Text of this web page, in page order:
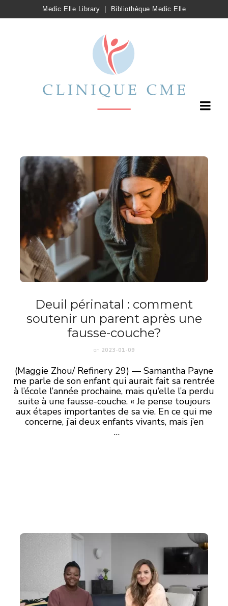
Medic Elle Library Bibliothèque Medic Elle
Deuil périnatal : comment
soutenir un parent après une
fausse-couche?
on 2023-01-09
(Maggie Zhou/ Refinery 29) — Samantha Payne
me parle de son enfant qui aurait fait sa rentrée
à l’école l’année prochaine, mais qu’elle l’a perdu
suite à une fausse-couche. « Je pense toujours
aux étapes importantes de sa vie. En ce qui me
concerne, j’ai deux enfants vivants, mais j’en
…